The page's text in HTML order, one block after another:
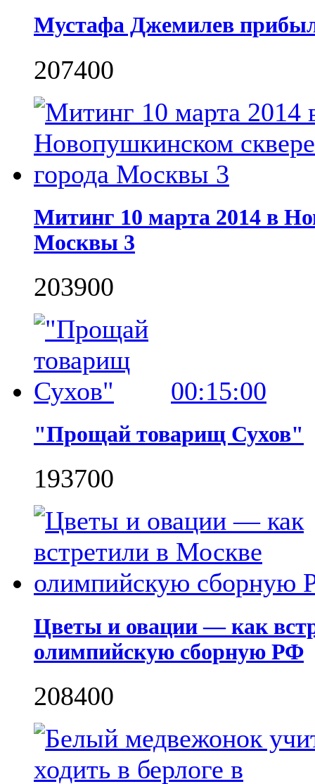
Мустафа Джемилев
207400
Митинг 10 марта 2014 в
Москвы 3
203900
00:15:00
"Прощай товарищ Сухов"
193700
Цветы и овации — как
олимпийскую сборную РФ
208400